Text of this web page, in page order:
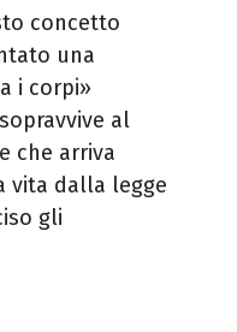
concetto
una
i corpi»
al
che arriva
vita dalla legge
gli